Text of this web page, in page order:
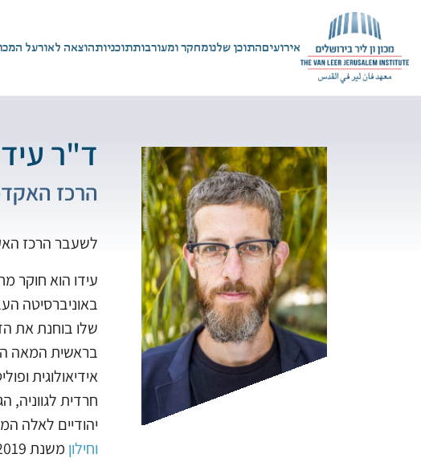
אירועיםהתוכן שלנומחקר ומעורבותתוכניותהוצאה לאורעל
ד"ר
הרכז
לשעבר הרכז
עידו הוא חוקר
באוניברסיטה
שלו בוחנת את
אידיאולוגית
חרדית לגווניה,
יהודיים לאלה
וחילון משנת 2019.